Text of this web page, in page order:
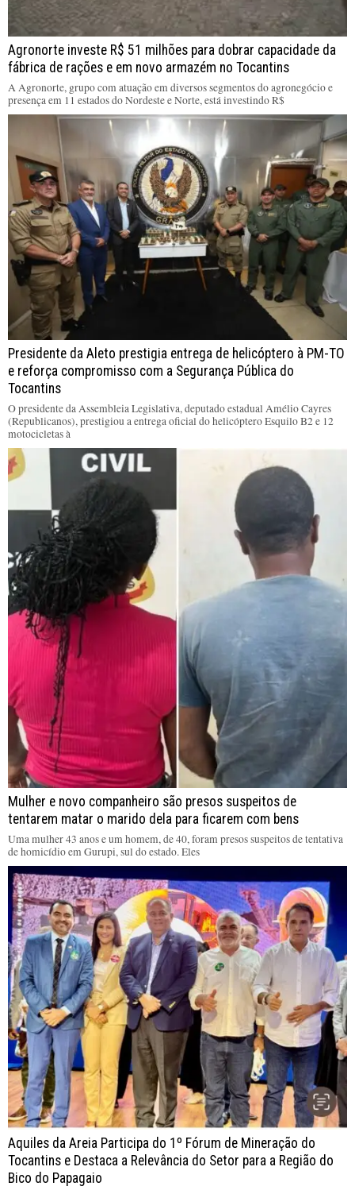
Agronorte investe R$ 51 milhões para dobrar capacidade da
fábrica de rações e em novo armazém no Tocantins
A Agronorte, grupo com atuação em diversos segmentos do agronegócio e
presença em 11 estados do Nordeste e Norte, está investindo R$
Presidente da Aleto prestigia entrega de helicóptero à PM-TO
e reforça compromisso com a Segurança Pública do
Tocantins
O presidente da Assembleia Legislativa, deputado estadual Amélio Cayres
(Republicanos), prestigiou a entrega oficial do helicóptero Esquilo B2 e 12
motocicletas à
Mulher e novo companheiro são presos suspeitos de
tentarem matar o marido dela para ficarem com bens
Uma mulher 43 anos e um homem, de 40, foram presos suspeitos de tentativa
de homicídio em Gurupi, sul do estado. Eles
Aquiles da Areia Participa do 1º Fórum de Mineração do
Tocantins e Destaca a Relevância do Setor para a Região do
Bico do Papagaio